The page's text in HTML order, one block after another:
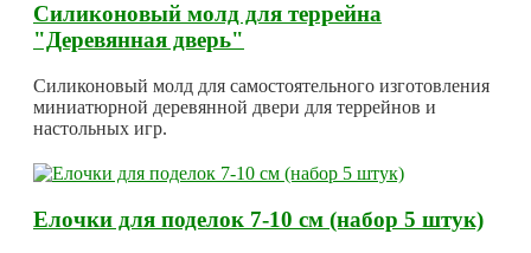
Силиконовый молд для террейна
"Деревянная дверь"
Силиконовый молд для самостоятельного изготовления
миниатюрной деревянной двери для террейнов и
настольных игр.
Елочки для поделок 7-10 см (набор 5 штук)